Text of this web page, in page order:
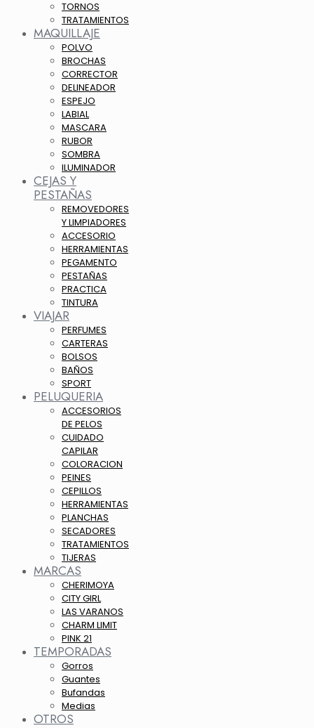
TORNOS
TRATAMIENTOS
MAQUILLAJE
POLVO
BROCHAS
CORRECTOR
DELINEADOR
ESPEJO
LABIAL
MASCARA
RUBOR
SOMBRA
ILUMINADOR
CEJAS Y
PESTAÑAS
REMOVEDORES
Y LIMPIADORES
ACCESORIO
HERRAMIENTAS
PEGAMENTO
PESTAÑAS
PRACTICA
TINTURA
VIAJAR
PERFUMES
CARTERAS
BOLSOS
BAÑOS
SPORT
PELUQUERIA
ACCESORIOS
DE PELOS
CUIDADO
CAPILAR
COLORACION
PEINES
CEPILLOS
HERRAMIENTAS
PLANCHAS
SECADORES
TRATAMIENTOS
TIJERAS
MARCAS
CHERIMOYA
CITY GIRL
LAS VARANOS
CHARM LIMIT
PINK 21
TEMPORADAS
Gorros
Guantes
Bufandas
Medias
OTROS